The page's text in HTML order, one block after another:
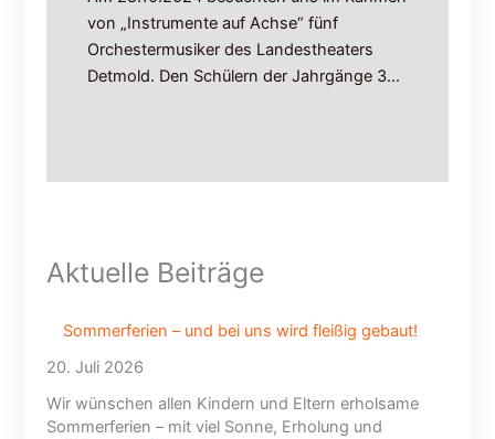
von „Instrumente auf Achse“ fünf
Orchestermusiker des Landestheaters
Detmold. Den Schülern der Jahrgänge 3…
Aktuelle Beiträge
Sommerferien – und bei uns wird fleißig gebaut!
20. Juli 2026
Wir wünschen allen Kindern und Eltern erholsame
Sommerferien – mit viel Sonne, Erholung und